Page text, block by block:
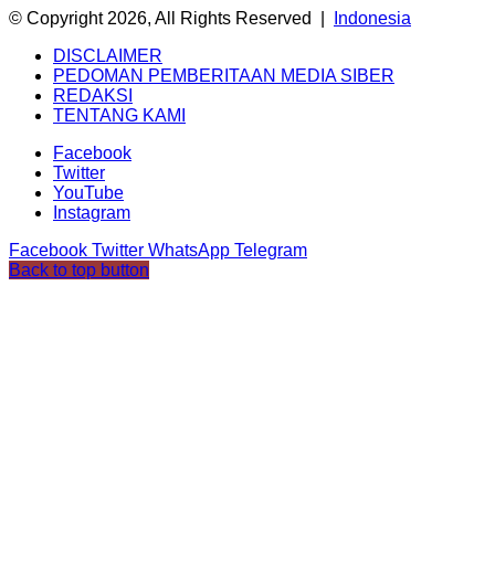
© Copyright 2026, All Rights Reserved |
Indonesia
DISCLAIMER
PEDOMAN PEMBERITAAN MEDIA SIBER
REDAKSI
TENTANG KAMI
Facebook
Twitter
YouTube
Instagram
Facebook Twitter WhatsApp Telegram
Back to top button